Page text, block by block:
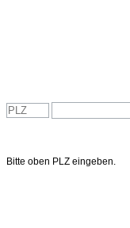
Bitte oben PLZ eingeben.